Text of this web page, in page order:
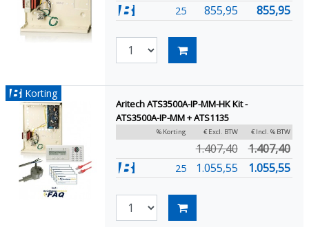
25 855,95 855,95
Korting
Aritech ATS3500A-IP-MM-HK Kit -
ATS3500A-IP-MM + ATS1135
% Korting € Excl. BTW € Incl. % BTW
1.407,40 1.407,40
25 1.055,55 1.055,55